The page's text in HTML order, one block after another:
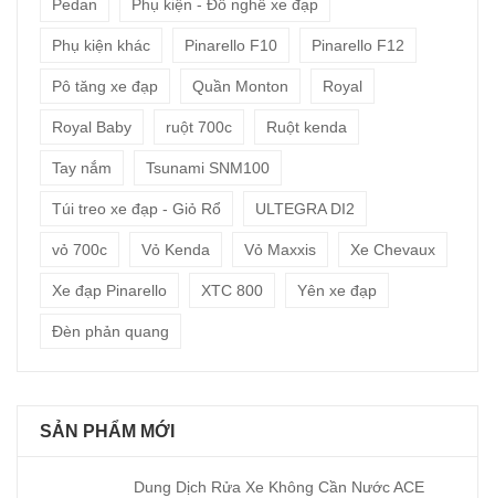
Pedan Phụ kiện - Đồ nghề xe đạp
Phụ kiện khác Pinarello F10 Pinarello F12
Pô tăng xe đạp Quần Monton Royal
Royal Baby ruột 700c Ruột kenda
Tay nắm Tsunami SNM100
Túi treo xe đạp - Giỏ Rổ ULTEGRA DI2
vỏ 700c Vỏ Kenda Vỏ Maxxis Xe Chevaux
Xe đạp Pinarello XTC 800 Yên xe đạp
Đèn phản quang
SẢN PHẨM MỚI
Dung Dịch Rửa Xe Không Cần Nước ACE